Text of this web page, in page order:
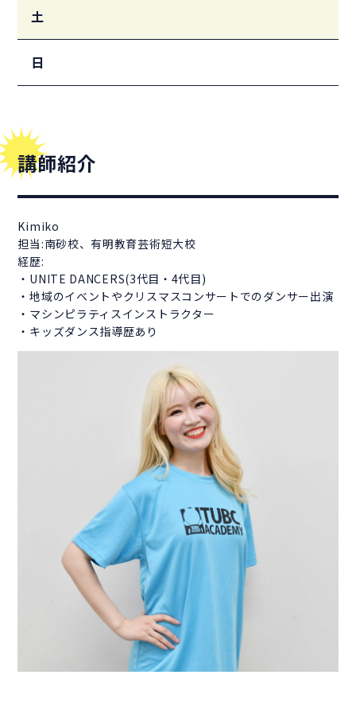
土
日
講師紹介
Kimiko
担当:南砂校、有明教育芸術短大校
経歴:
・UNITE DANCERS(3代目・4代目)
・地域のイベントやクリスマスコンサートでのダンサー出演
・マシンピラティスインストラクター
・キッズダンス指導歴あり